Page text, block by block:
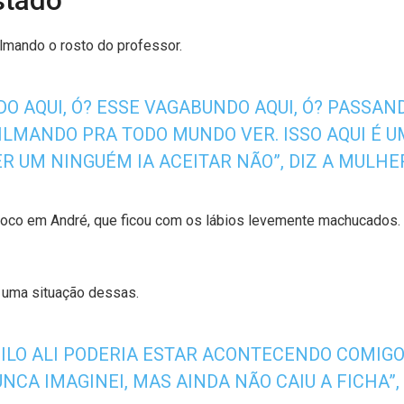
o rosto do professor.
AQUI, Ó? ESSE VAGABUNDO AQUI, Ó?
PRA TODO MUNDO VER. ISSO AQUI É
UM NINGUÉM IA ACEITAR NÃO”, DIZ A
em André, que ficou com os lábios levemente
situação dessas.
ALI PODERIA ESTAR ACONTECENDO
IMAGINEI, MAS AINDA NÃO CAIU A FICHA”,